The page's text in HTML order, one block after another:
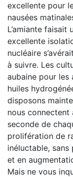
excellente pour
nausées
L’amiante faisait
excellente
nucléaire
à suivre. Les
aubaine pour les
huiles
disposons
nous
seconde de
prolifération de
inéluctable,
et en
Mais ne vous